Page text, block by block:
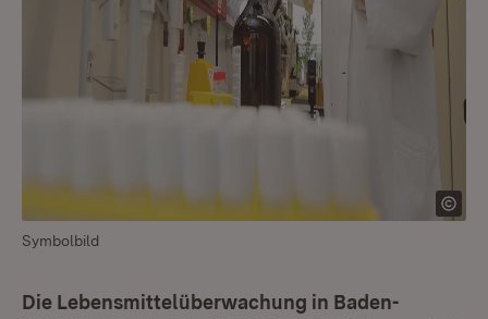
Symbolbild
Die Lebensmittelüberwachung in Baden-